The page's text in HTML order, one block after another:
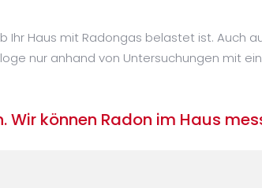
Haus mit Radongas belastet ist. Auch
nur anhand von Untersuchungen mit
können Radon im Haus